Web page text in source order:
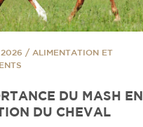
/ ALIMENTATION ET
DU MASH EN
DU CHEVAL